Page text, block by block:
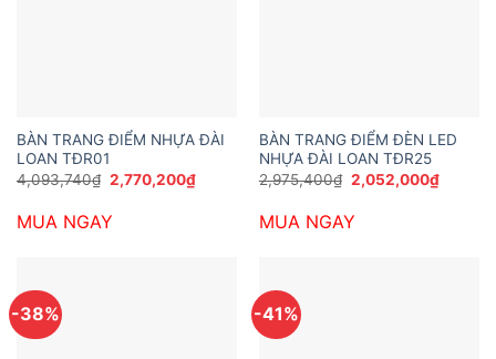
BÀN TRANG ĐIỂM NHỰA ĐÀI
LOAN TĐR01
4,093,740₫ Giá
gốc
4,093,740₫.
2,770,200₫Giá
hiện
MUA NGAY
BÀN TRANG ĐIỂM ĐÈN LED
NHỰA ĐÀI LOAN TĐR25
2,975,400₫ Giá
gốc
2,975,400₫.
2,052,000₫Giá
hiện
MUA NGAY
-38% -41%